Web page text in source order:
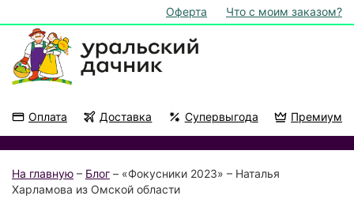
Оферта Что с моим заказом?
Оплата Доставка Супервыгода Премиум
На главную – Блог – «Фокусники 2023» – Наталья
Харламова из Омской области